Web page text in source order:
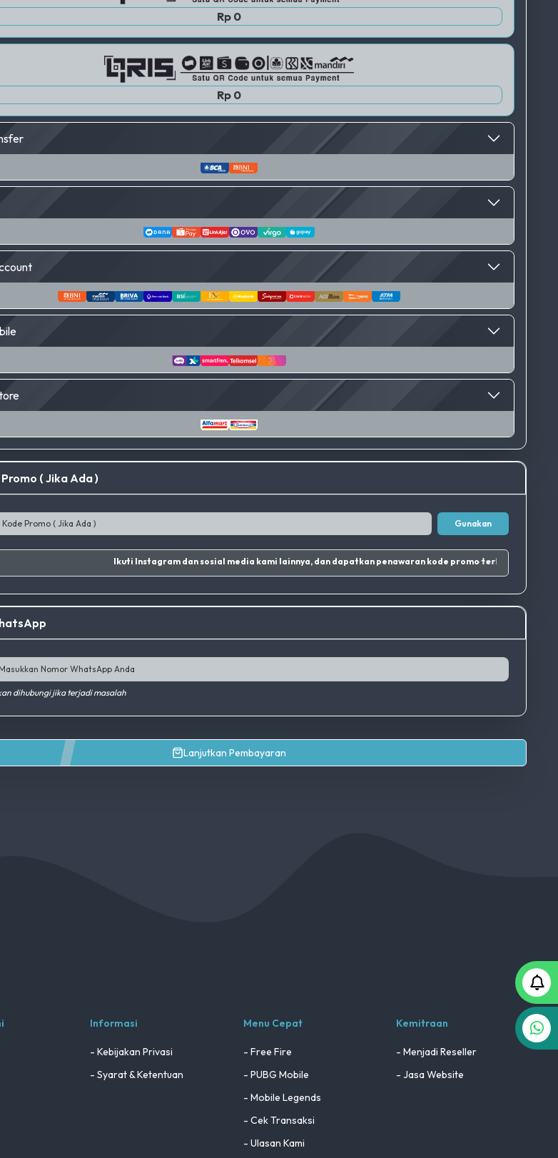
Rp 0
Rp 0
QRIS 3
( Jika Ada )
Gunakan
Ikuti Instagram dan sosial media kami lainnya, dan dapatkan penawaran kode promo terbaik. |
dihubungi jika terjadi masalah
Lanjutkan Pembayaran
Informasi
- Kebijakan Privasi
- Syarat & Ketentuan
Menu Cepat
- Free Fire
- PUBG Mobile
- Mobile Legends
- Cek Transaksi
- Ulasan Kami
Kemitraan
- Menjadi Reseller
- Jasa Website